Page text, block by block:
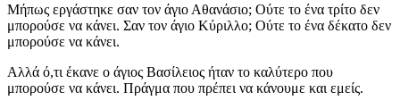
Μήπως εργάστηκε σαν τον άγιο Αθανάσιο; Ούτε το ένα τρίτο δεν
μπορούσε να κάνει. Σαν τον άγιο Κύριλλο; Ούτε το ένα δέκατο δεν
μπορούσε να κάνει.
Αλλά ό,τι έκανε ο άγιος Βασίλειος ήταν το καλύτερο που
μπορούσε να κάνει. Πράγμα που πρέπει να κάνουμε και εμείς.